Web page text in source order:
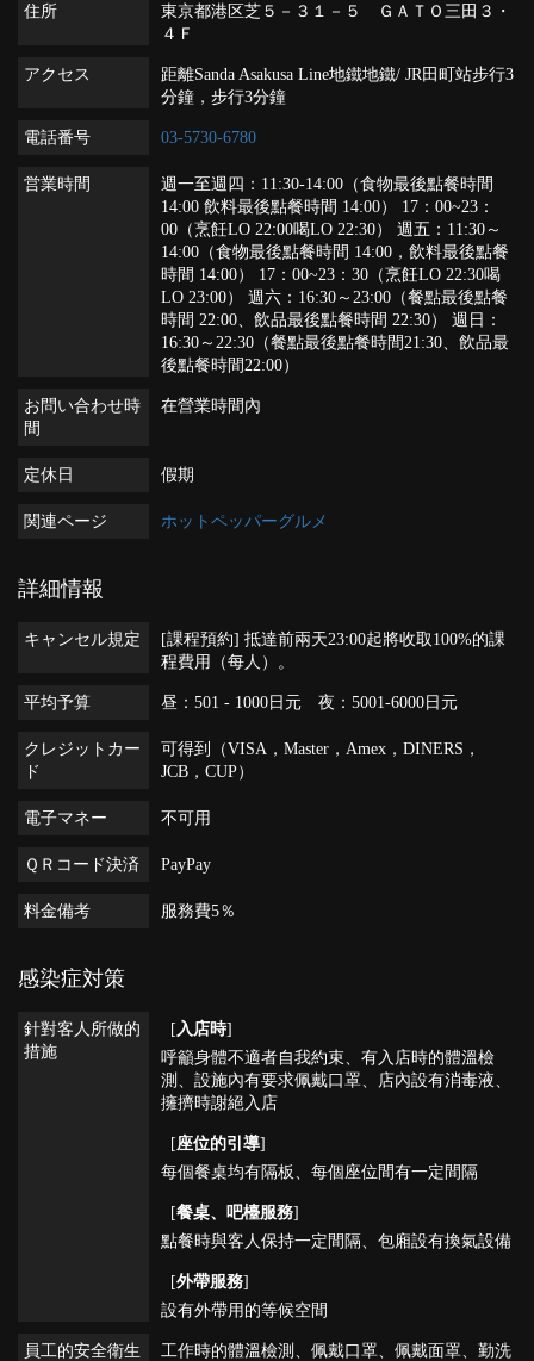
住所
東京都港区芝５－３１－５ ＧＡＴＯ三田３・
４Ｆ
アクセス
距離Sanda Asakusa Line地鐵地鐵/ JR田町站步行3
分鐘，步行3分鐘
電話番号 03-5730-6780
営業時間
週一至週四：11:30-14:00（食物最後點餐時間
14:00 飲料最後點餐時間 14:00） 17：00~23：
00（烹飪LO 22:00喝LO 22:30） 週五：11:30～
14:00（食物最後點餐時間 14:00，飲料最後點餐
時間 14:00） 17：00~23：30（烹飪LO 22:30喝
LO 23:00） 週六：16:30～23:00（餐點最後點餐
時間 22:00、飲品最後點餐時間 22:30） 週日：
16:30～22:30（餐點最後點餐時間21:30、飲品最
後點餐時間22:00）
お問い合わせ時
間
在營業時間內
定休日 假期
関連ページ ホットペッパーグルメ
詳細情報
キャンセル規定
[課程預約] 抵達前兩天23:00起將收取100%的課
程費用（每人）。
平均予算 昼：501 - 1000日元 夜：5001-6000日元
クレジットカー
ド
可得到（VISA，Master，Amex，DINERS，
JCB，CUP）
電子マネー 不可用
ＱＲコード決済 PayPay
料金備考 服務費5％
感染症対策
針對客人所做的
措施
[ 入店時]
呼籲身體不適者自我約束
有入店時的體溫檢
測
設施內有要求佩戴口罩
店內設有消毒液
擁擠時謝絕入店
[座位的引導]
每個餐桌均有隔板
每個座位間有一定間隔
[餐桌、吧檯服務]
點餐時與客人保持一定間隔
包廂設有換氣設備
[外帶服務]
設有外帶用的等候空間
員工的安全衛生
工作時的體溫檢測 佩戴口罩 佩戴面罩
勤洗